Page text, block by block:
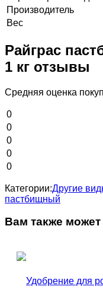
Производитель
Вес
Райграс
1 кг отзывы
Средняя оценка
0
0
0
0
0
Категории:Другие
пастбищный
Вам также